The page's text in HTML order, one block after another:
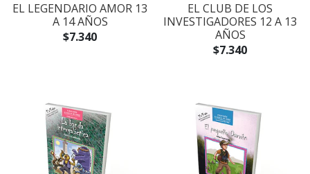
EL LEGENDARIO AMOR 13
A 14 AÑOS
$7.340
EL CLUB DE LOS
INVESTIGADORES 12 A 13
AÑOS
$7.340